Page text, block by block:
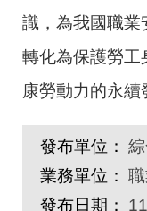
識，為我國職業
轉化為保護勞工
康勞動力的永續
發布單位：
業務單位：
發布日期：